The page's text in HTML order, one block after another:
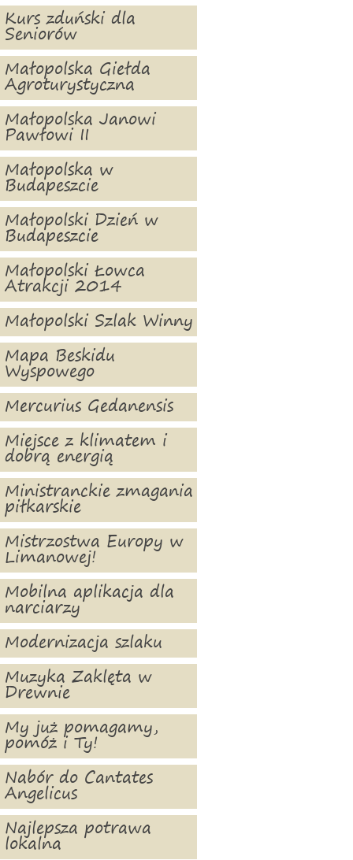
Kurs zduński dla
Seniorów
Małopolska Giełda
Agroturystyczna
Małopolska Janowi
Pawłowi II
Małopolska w
Budapeszcie
Małopolski Dzień w
Budapeszcie
Małopolski Łowca
Atrakcji 2014
Małopolski Szlak Winny
Mapa Beskidu
Wyspowego
Mercurius Gedanensis
Miejsce z klimatem i
dobrą energią
Ministranckie zmagania
piłkarskie
Mistrzostwa Europy w
Limanowej!
Mobilna aplikacja dla
narciarzy
Modernizacja szlaku
Muzyka Zaklęta w
Drewnie
My już pomagamy,
pomóż i Ty!
Nabór do Cantates
Angelicus
Najlepsza potrawa
lokalna